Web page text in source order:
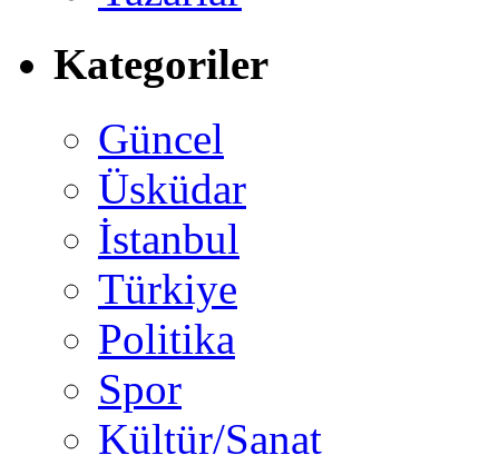
Kategoriler
Güncel
Üsküdar
İstanbul
Türkiye
Politika
Spor
Kültür/Sanat